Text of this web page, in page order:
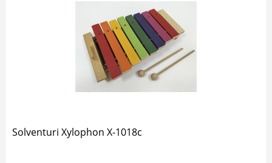
Solventuri Xylophon X-1018c